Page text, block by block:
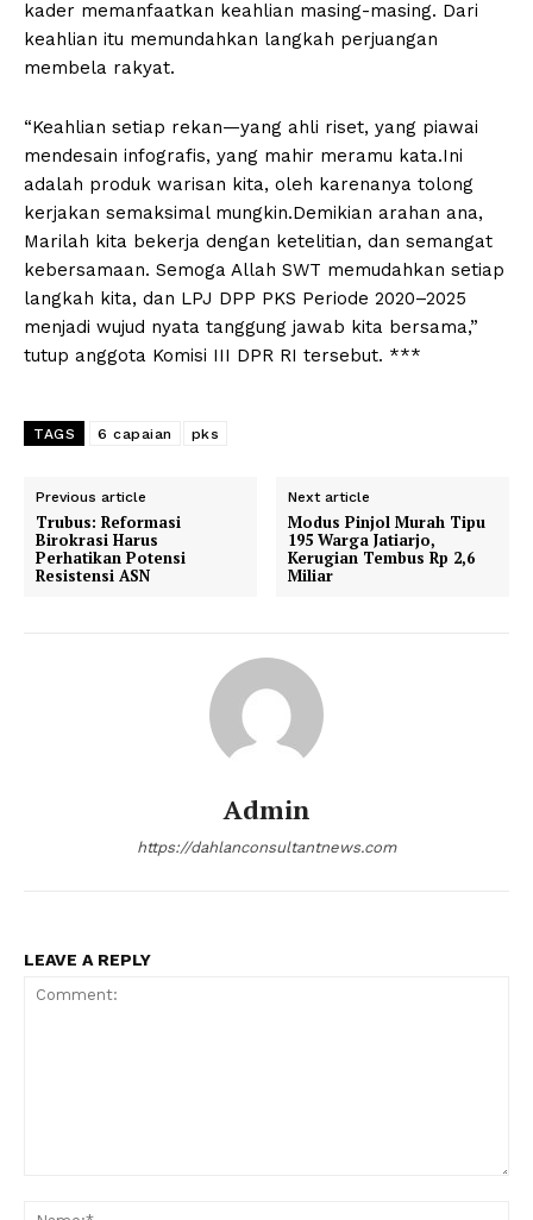
kader memanfaatkan keahlian masing-masing. Dari
keahlian itu memundahkan langkah perjuangan
membela rakyat.
“Keahlian setiap rekan—yang ahli riset, yang piawai
mendesain infografis, yang mahir meramu kata.Ini
adalah produk warisan kita, oleh karenanya tolong
kerjakan semaksimal mungkin.Demikian arahan ana,
Marilah kita bekerja dengan ketelitian, dan semangat
kebersamaan. Semoga Allah SWT memudahkan setiap
langkah kita, dan LPJ DPP PKS Periode 2020–2025
menjadi wujud nyata tanggung jawab kita bersama,”
tutup anggota Komisi III DPR RI tersebut. ***
TAGS 6 capaian pks
Previous article
Trubus: Reformasi
Birokrasi Harus
Perhatikan Potensi
Resistensi ASN
Next article
Modus Pinjol Murah Tipu
195 Warga Jatiarjo,
Kerugian Tembus Rp 2,6
Miliar
Admin
https://dahlanconsultantnews.com
LEAVE A REPLY